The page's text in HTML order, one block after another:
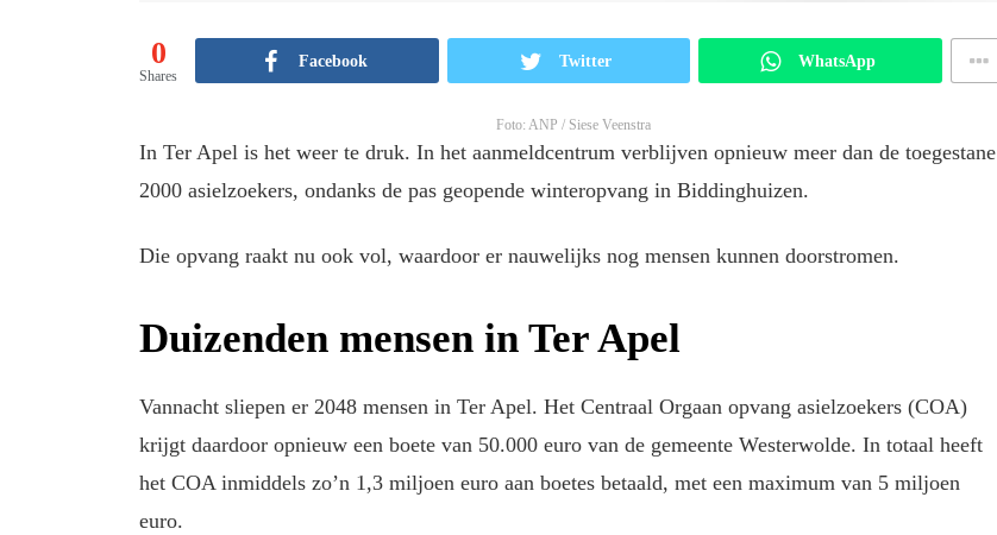
0
Shares
Facebook Twitter WhatsApp
Foto: ANP / Siese Veenstra
In Ter Apel is het weer te druk. In het aanmeldcentrum verblijven opnieuw meer dan de toegestane
2000 asielzoekers, ondanks de pas geopende winteropvang in Biddinghuizen.
Die opvang raakt nu ook vol, waardoor er nauwelijks nog mensen kunnen doorstromen.
Duizenden mensen in Ter Apel
Vannacht sliepen er 2048 mensen in Ter Apel. Het Centraal Orgaan opvang asielzoekers (COA)
krijgt daardoor opnieuw een boete van 50.000 euro van de gemeente Westerwolde. In totaal heeft
het COA inmiddels zo’n 1,3 miljoen euro aan boetes betaald, met een maximum van 5 miljoen
euro.